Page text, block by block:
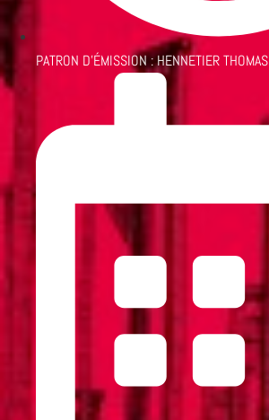
PATRON D'ÉMISSION :HENNETIER THOMAS